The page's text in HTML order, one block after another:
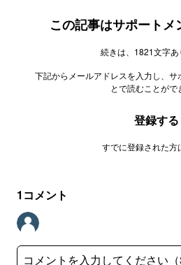
この記事はサポート
続きは、1821文字あ
下記からメールアドレスを入力し、サ
とで読むことがで
登録する
すでに登録された方
1 コメント